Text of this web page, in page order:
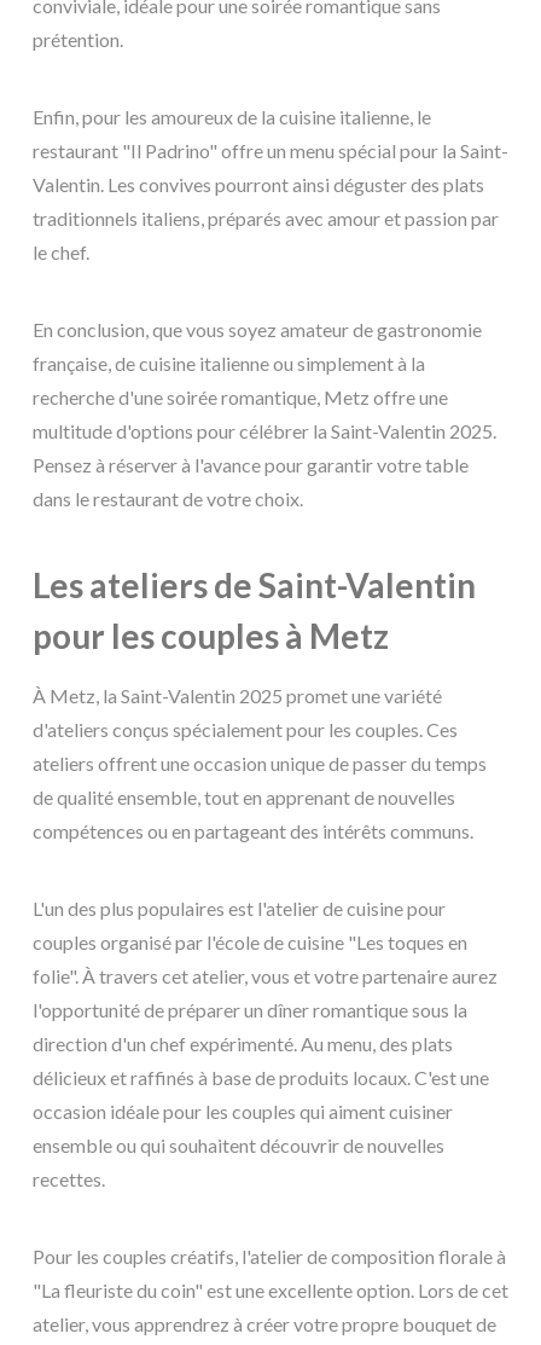
conviviale, idéale pour une soirée romantique sans
prétention.
Enfin, pour les amoureux de la cuisine italienne, le
restaurant "Il Padrino" offre un menu spécial pour la Saint-
Valentin. Les convives pourront ainsi déguster des plats
traditionnels italiens, préparés avec amour et passion par
le chef.
En conclusion, que vous soyez amateur de gastronomie
française, de cuisine italienne ou simplement à la
recherche d'une soirée romantique, Metz offre une
multitude d'options pour célébrer la Saint-Valentin 2025.
Pensez à réserver à l'avance pour garantir votre table
dans le restaurant de votre choix.
Les ateliers de Saint-Valentin
pour les couples à Metz
À Metz, la Saint-Valentin 2025 promet une variété
d'ateliers conçus spécialement pour les couples. Ces
ateliers offrent une occasion unique de passer du temps
de qualité ensemble, tout en apprenant de nouvelles
compétences ou en partageant des intérêts communs.
L'un des plus populaires est l'atelier de cuisine pour
couples organisé par l'école de cuisine "Les toques en
folie". À travers cet atelier, vous et votre partenaire aurez
l'opportunité de préparer un dîner romantique sous la
direction d'un chef expérimenté. Au menu, des plats
délicieux et raffinés à base de produits locaux. C'est une
occasion idéale pour les couples qui aiment cuisiner
ensemble ou qui souhaitent découvrir de nouvelles
recettes.
Pour les couples créatifs, l'atelier de composition florale à
"La fleuriste du coin" est une excellente option. Lors de cet
atelier, vous apprendrez à créer votre propre bouquet de